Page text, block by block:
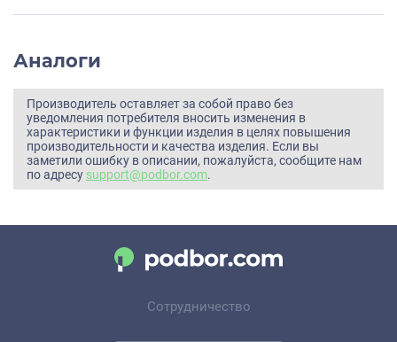
Аналоги
Производитель оставляет за собой право без
уведомления потребителя вносить изменения в
характеристики и функции изделия в целях повышения
производительности и качества изделия. Если вы
заметили ошибку в описании, пожалуйста, сообщите нам
по адресу support@podbor.com.
Сотрудничество